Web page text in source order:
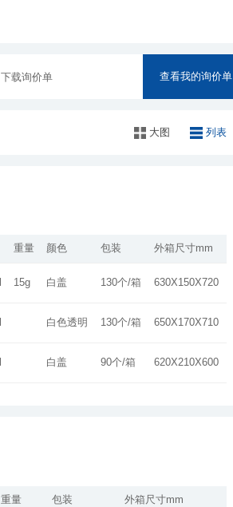
下载询价单 查看我的询价单
大图 列表
重量 颜色 包装 外箱尺寸mm
15g 白盖 130个/箱 630X150X720
白色透明 130个/箱 650X170X710
白盖 90个/箱 620X210X600
重量 包装 外箱尺寸mm